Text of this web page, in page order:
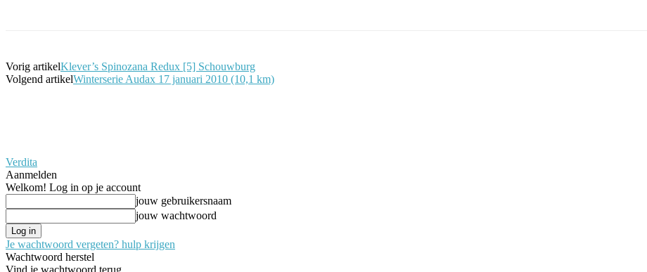
Vorig artikelKlever’s Spinozana Redux [5] Schouwburg
Volgend artikelWinterserie Audax 17 januari 2010 (10,1 km)
Verdita
Aanmelden
Welkom! Log in op je account
jouw gebruikersnaam
jouw wachtwoord
Je wachtwoord vergeten? hulp krijgen
Wachtwoord herstel
Vind je wachtwoord terug